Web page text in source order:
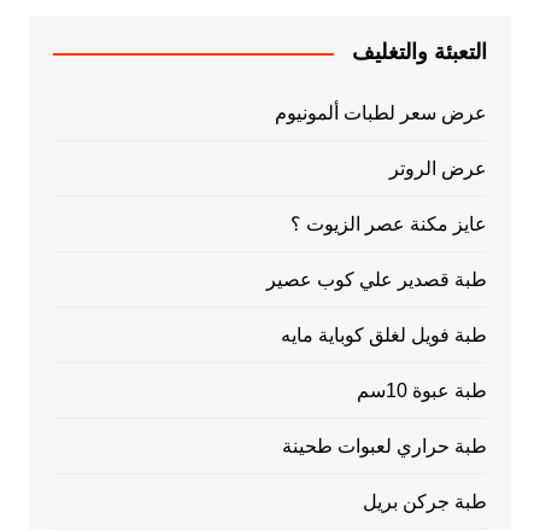
التعبئة والتغليف
عرض سعر لطبات ألمونيوم
عرض الروتر
عايز مكنة عصر الزيوت ؟
طبة قصدير علي كوب عصير
طبة فويل لغلق كوباية مايه
طبة عبوة 10سم
طبة حراري لعبوات طحينة
طبة جركن بريل